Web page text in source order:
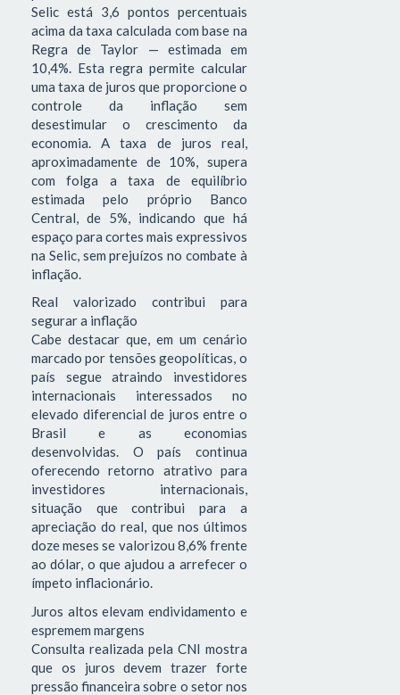
Selic está 3,6 pontos percentuais
acima da taxa calculada com base na
Regra de Taylor — estimada em
10,4%. Esta regra permite calcular
uma taxa de juros que proporcione o
controle da inflação sem
desestimular o crescimento da
economia. A taxa de juros real,
aproximadamente de 10%, supera
com folga a taxa de equilíbrio
estimada pelo próprio Banco
Central, de 5%, indicando que há
espaço para cortes mais expressivos
na Selic, sem prejuízos no combate à
inflação.
Real valorizado contribui para
segurar a inflação
Cabe destacar que, em um cenário
marcado por tensões geopolíticas, o
país segue atraindo investidores
internacionais interessados no
elevado diferencial de juros entre o
Brasil e as economias
desenvolvidas. O país continua
oferecendo retorno atrativo para
investidores internacionais,
situação que contribui para a
apreciação do real, que nos últimos
doze meses se valorizou 8,6% frente
ao dólar, o que ajudou a arrefecer o
ímpeto inflacionário.
Juros altos elevam endividamento e
espremem margens
Consulta realizada pela CNI mostra
que os juros devem trazer forte
pressão financeira sobre o setor nos